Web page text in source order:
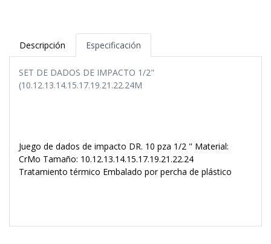
Descripción Especificación
SET DE DADOS DE IMPACTO 1/2"
(10.12.13.14.15.17.19.21.22.24M
Juego de dados de impacto DR. 10 pza 1/2 " Material:
CrMo Tamaño: 10.12.13.14.15.17.19.21.22.24
Tratamiento térmico Embalado por percha de plástico